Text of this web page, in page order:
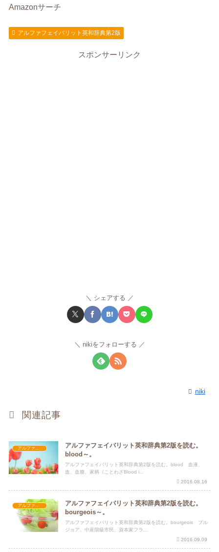
Amazonサーチ
アルファフェイバリット英和辞典第2版
スポンサーリンク
シェアする
nikiをフォローする
niki
関連記事
アルファフェイバリット英和辞典第2版を読む。
blood～。
アルファフェイバリット英和辞典第2版を読む。blood 血液、
血、血糖、家柄《ことわざBlood i...
2016.08.16
アルファフェイバリット英和辞典第2版
アルファフェイバリット英和辞典第2版を読む。
bourgeois～。
アルファフェイバリット英和辞典第2版を読む。bourgeois ブル
ジョア、中産階級市民、資本家フラ...
2016.09.09